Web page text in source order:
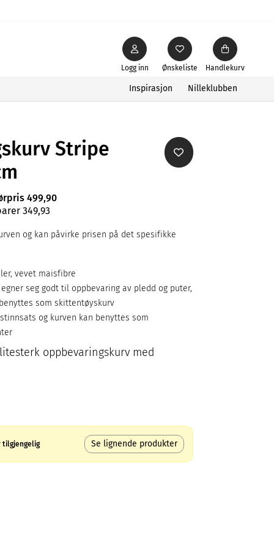
Ønskeliste
Logg inn Handlekurv
Inspirasjon Nilleklubben
Stripe
499,90
349,93
og kan påvirke prisen på det spesifikke
vevet maisfibre
seg godt til oppbevaring av pledd og puter,
som skittentøyskurv
og kurven kan benyttes som
oppbevaringskurv med
tilgjengelig Se lignende produkter